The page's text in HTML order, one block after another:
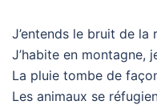
J’entends le bruit de la
J’habite en montagne,
La pluie tombe de
Les animaux se